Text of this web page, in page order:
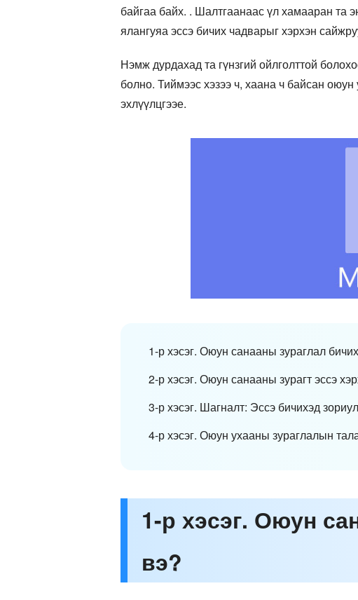
байгаа байх. . Шалтгаанаас үл хамааран та
ялангуяа эссэ бичих чадварыг хэрхэн
Нэмж дурдахад та гүнзгий ойлголттой
болно. Тиймээс хэзээ ч, хаана ч байсан
эхлүүлцгээе.
1-р хэсэг. Оюун санааны зураглал
2-р хэсэг. Оюун санааны зурагт эссэ
3-р хэсэг. Шагналт: Эссэ бичихэд
4-р хэсэг. Оюун ухааны зураглалын
1-р хэсэг. Оюун
вэ?